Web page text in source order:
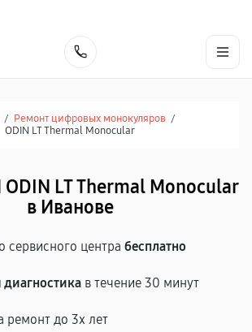
/ Ремонт цифровых монокуляров /
ODIN LT Thermal Monocular
ODIN LT Thermal Monocular
в Иванове
сервисного центра бесплатно
диагностика в течение 30 минут
ремонт до 3х лет